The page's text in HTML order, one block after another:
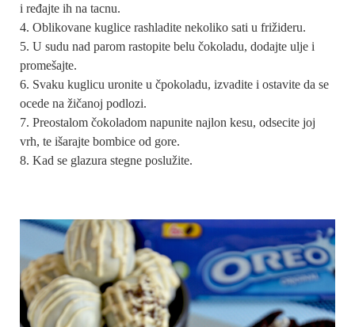
i ređajte ih na tacnu.
Oblikovane kuglice rashladite nekoliko sati u frižideru.
U sudu nad parom rastopite belu čokoladu, dodajte ulje i
promešajte.
Svaku kuglicu uronite u čpokoladu, izvadite i ostavite da se
ocede na žičanoj podlozi.
Preostalom čokoladom napunite najlon kesu, odsecite joj
vrh, te išarajte bombice od gore.
Kad se glazura stegne poslužite.